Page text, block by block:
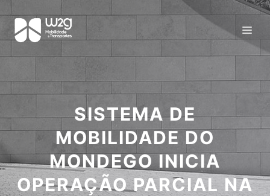
SISTEMA DE
MOBILIDADE DO
MONDEGO INICIA
OPERAÇÃO PARCIAL NA